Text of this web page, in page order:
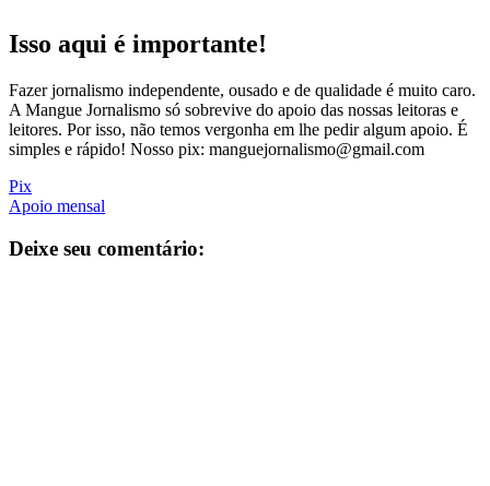
Isso aqui é importante!
Fazer jornalismo independente, ousado e de qualidade é muito caro.
A Mangue Jornalismo só sobrevive do apoio das nossas leitoras e
leitores. Por isso, não temos vergonha em lhe pedir algum apoio. É
simples e rápido! Nosso pix: manguejornalismo@gmail.com
Pix
Apoio mensal
Deixe seu comentário: